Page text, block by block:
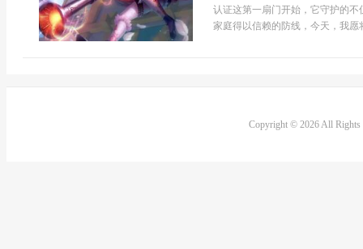
认证这第一扇门开始，它守护的
家庭得以信赖的防线，今天，我愿
Copyright © 2026 All